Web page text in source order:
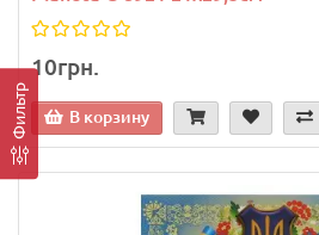
Фильтр
10грн.
В корзину